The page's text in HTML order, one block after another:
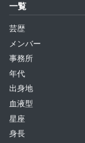
一覧
芸歴
メンバー
事務所
年代
出身地
血液型
星座
身長